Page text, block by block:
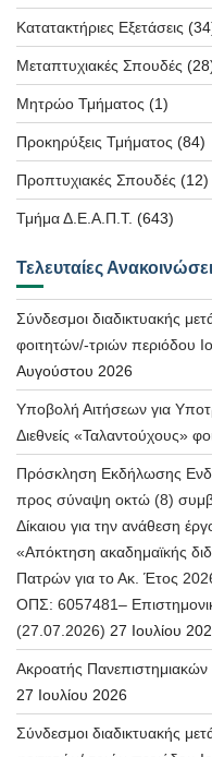
Κατατακτήριες Εξετάσεις
Μεταπτυχιακές Σπουδές
Μητρώο Τμήματος (1)
Προκηρύξεις Τμήματος (84)
Προπτυχιακές Σπουδές (12)
Τμήμα Δ.Ε.Α.Π.Τ. (643)
Τελευταίες
Σύνδεσμοι διαδικτυακής
φοιτητών/-τριών περιόδου
Αυγούστου 2026
Υποβολή Αιτήσεων για
Διεθνείς «Ταλαντούχους»
Πρόσκληση Εκδήλωσης
προς σύναψη οκτώ (8)
Δίκαιου για την ανάθεση
«Απόκτηση ακαδημαϊκής
Πατρών για το Ακ. Έτος
ΟΠΣ: 6057481–
(27.07.2026) 27 Ιουλίου
Ακροατής
27 Ιουλίου 2026
Σύνδεσμοι διαδικτυακής